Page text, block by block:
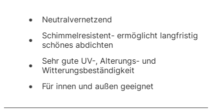
Neutralvernetzend
Schimmelresistent- ermöglicht langfristig
schönes abdichten
Sehr gute UV-, Alterungs- und
Witterungsbeständigkeit
Für innen und außen geeignet